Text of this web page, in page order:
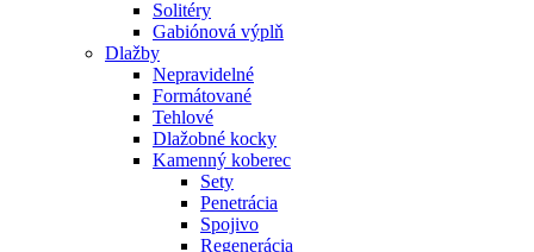
Solitéry
Gabiónová výplň
Dlažby
Nepravidelné
Formátované
Tehlové
Dlažobné kocky
Kamenný koberec
Sety
Penetrácia
Spojivo
Regenerácia